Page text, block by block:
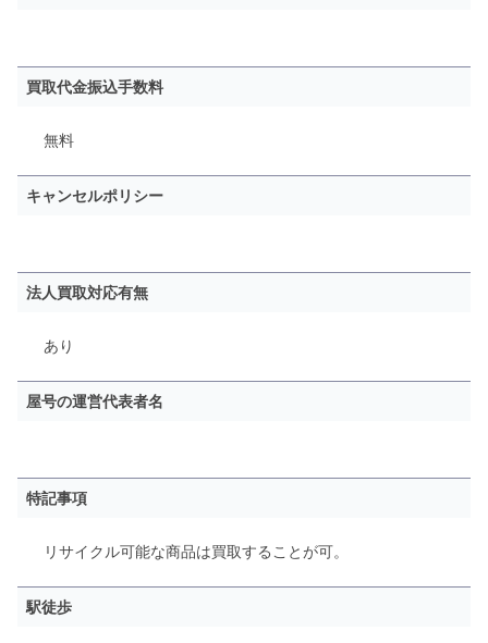
買取代金振込手数料
無料
キャンセルポリシー
法人買取対応有無
あり
屋号の運営代表者名
特記事項
リサイクル可能な商品は買取することが可。
駅徒歩